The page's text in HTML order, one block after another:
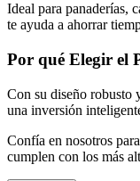
Ideal para panaderías,
te ayuda a ahorrar
Por qué Elegir el
Con su diseño robusto
una inversión
Confía en nosotros
cumplen con los más